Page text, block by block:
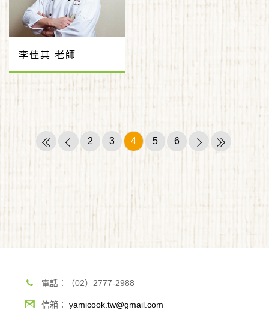
李佳其 老師
2 3 4 5 6
電話：（02）2777-2988
信箱： yamicook.tw@gmail.com